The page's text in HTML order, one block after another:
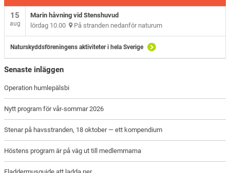
15
aug
Marin håvning vid Stenshuvud
lördag 10.00 På stranden nedanför naturum
Naturskyddsföreningens aktiviteter i hela Sverige
Senaste inläggen
Operation humlepälsbi
Nytt program för vår-sommar 2026
Stenar på havsstranden, 18 oktober — ett kompendium
Höstens program är på väg ut till medlemmarna